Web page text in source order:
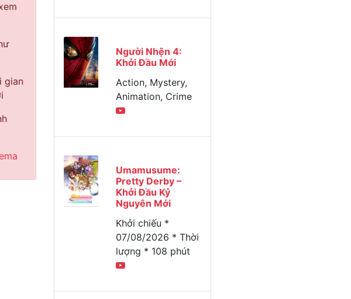
gian
Người Nhện 4:
Khởi Đầu Mới
Action, Mystery,
Animation, Crime
Umamusume:
Pretty Derby –
Khởi Đầu Kỷ
Nguyên Mới
Khởi chiếu *
07/08/2026 * Thời
lượng * 108 phút